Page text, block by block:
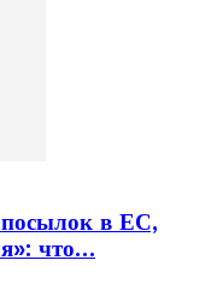
в ЕС,
что…